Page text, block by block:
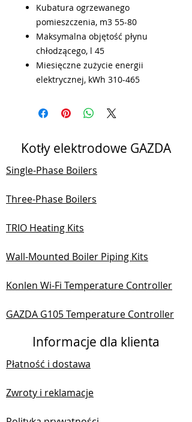
Kubatura ogrzewanego
pomieszczenia, m3 55-80
Maksymalna objętość płynu
chłodzącego, l 45
Miesięczne zużycie energii
elektrycznej, kWh 310-465
Kotły elektrodowe GAZDA
Single-Phase Boilers
Three-Phase Boilers
TRIO Heating Kits
Wall-Mounted Boiler Piping Kits
Konlen Wi-Fi Temperature Controller
GAZDA G105 Temperature Controller
Informacje dla klienta
Płatność i dostawa
Zwroty i reklamacje